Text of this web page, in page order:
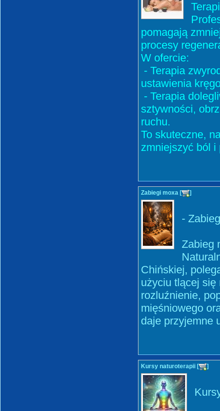
pomagają
procesy
W ofercie:
- Terapia
ustawienia
- Terapia
sztywności,
ruchu.
To skuteczne,
zmniejszyć ból i
Zabiegi moxa [ ]
-
Zabieg
Chińskiej,
użyciu tlącej się
rozluźnienie,
mięśniowego
daje przyjemne
Kursy naturoterapii [ ]